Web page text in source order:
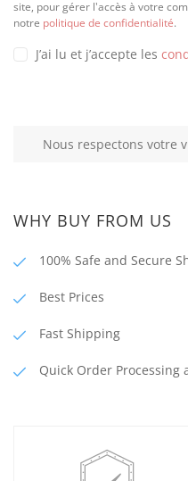
site, pour gérer l'accès à votre
notre politique de confidentialité.
J’ai lu et j’accepte les
Nous respectons votre
WHY BUY FROM US
100% Safe and Secure
Best Prices
Fast Shipping
Quick Order Processing